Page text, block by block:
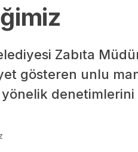
Zabıta
gösteren unlu
denetimlerini